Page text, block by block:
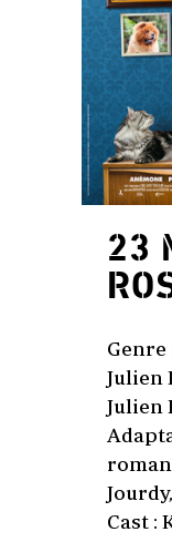
23
Genre
Julien
Julien
Cast :